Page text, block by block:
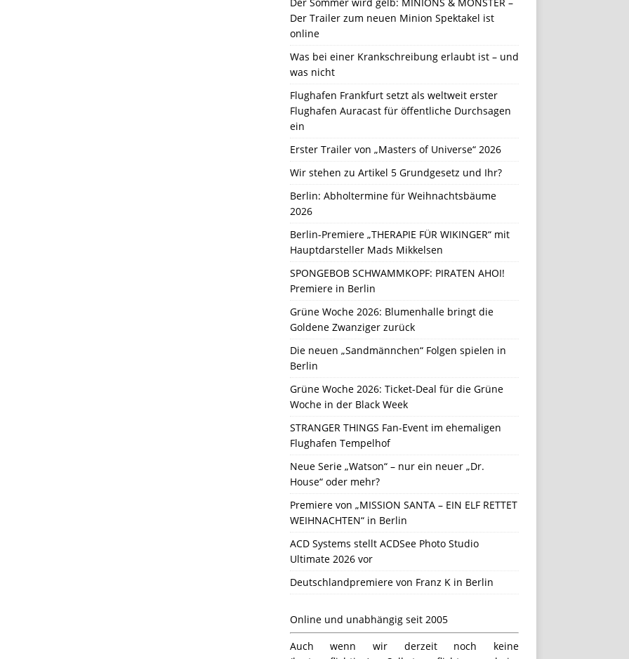
Der Trailer zum neuen Minion Spektakel ist
online
Was bei einer Krankschreibung erlaubt ist – und
was nicht
Flughafen Frankfurt setzt als weltweit erster
Flughafen Auracast für öffentliche Durchsagen
ein
Erster Trailer von „Masters of Universe“ 2026
Wir stehen zu Artikel 5 Grundgesetz und Ihr?
Berlin: Abholtermine für Weihnachtsbäume
2026
Berlin-Premiere „THERAPIE FÜR WIKINGER“ mit
Hauptdarsteller Mads Mikkelsen
SPONGEBOB SCHWAMMKOPF: PIRATEN AHOI!
Premiere in Berlin
Grüne Woche 2026: Blumenhalle bringt die
Goldene Zwanziger zurück
Die neuen „Sandmännchen“ Folgen spielen in
Berlin
Grüne Woche 2026: Ticket-Deal für die Grüne
Woche in der Black Week
STRANGER THINGS Fan-Event im ehemaligen
Flughafen Tempelhof
Neue Serie „Watson“ – nur ein neuer „Dr.
House“ oder mehr?
Premiere von „MISSION SANTA – EIN ELF RETTET
WEIHNACHTEN“ in Berlin
ACD Systems stellt ACDSee Photo Studio
Ultimate 2026 vor
Deutschlandpremiere von Franz K in Berlin
Online und unabhängig seit 2005
Auch wenn wir derzeit noch keine